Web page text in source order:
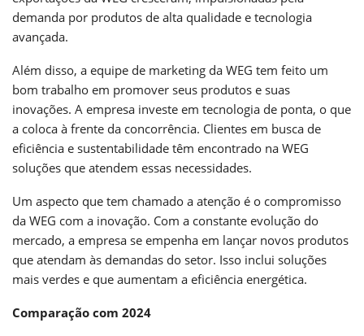
demanda por produtos de alta qualidade e tecnologia
avançada.
Além disso, a equipe de marketing da WEG tem feito um
bom trabalho em promover seus produtos e suas
inovações. A empresa investe em tecnologia de ponta, o que
a coloca à frente da concorrência. Clientes em busca de
eficiência e sustentabilidade têm encontrado na WEG
soluções que atendem essas necessidades.
Um aspecto que tem chamado a atenção é o compromisso
da WEG com a inovação. Com a constante evolução do
mercado, a empresa se empenha em lançar novos produtos
que atendam às demandas do setor. Isso inclui soluções
mais verdes e que aumentam a eficiência energética.
Comparação com 2024